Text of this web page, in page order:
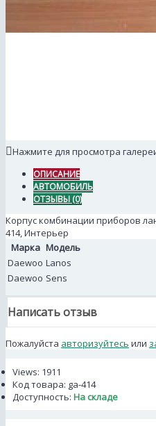
Нажмите для просмотра
ОПИСАНИЕ
АВТОМОБИЛЬ
ОТЗЫВЫ (0)
Корпус комбинации приборов
414, Интерьер
Марка Модель
Daewoo Lanos
Daewoo Sens
Написать отзыв
Пожалуйста авторизуйтесь или
Views: 1911
Код товара: ga-414
Доступность: На складе